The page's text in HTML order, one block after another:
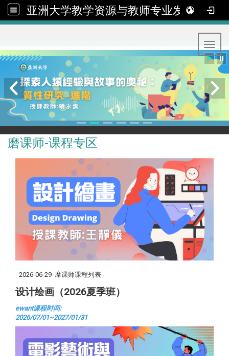
亚洲大学教学资源与教师专业发展中心
磨课师-课程专区
2026-06-29 摩课师课程列表
设计绘画（2026夏季班）
ewant课程时间:
2026/07/01~2027/01/31